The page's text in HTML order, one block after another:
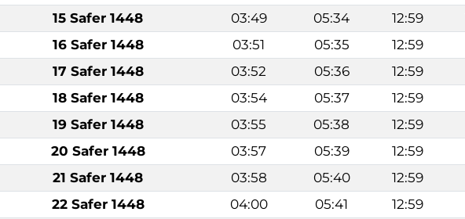
15 Safer 1448 03:49 05:34 12:59
16 Safer 1448 03:51 05:35 12:59
17 Safer 1448 03:52 05:36 12:59
18 Safer 1448 03:54 05:37 12:59
19 Safer 1448 03:55 05:38 12:59
20 Safer 1448 03:57 05:39 12:59
21 Safer 1448 03:58 05:40 12:59
22 Safer 1448 04:00 05:41 12:59